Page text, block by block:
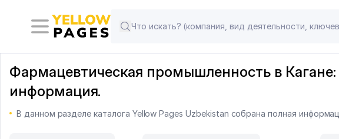
Фармацевтическая промышленность в
информация.
В данном разделе каталога Yellow Pages Uzbekistan собрана полная